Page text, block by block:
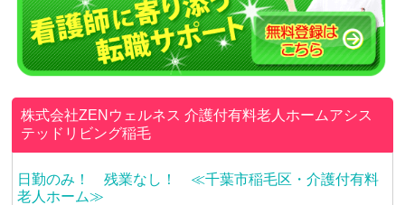
株式会社ZENウェルネス介護付有料老人ホームアシス
テッドリビング稲毛
日勤のみ！ 残業なし！ ≪千葉市稲毛区・介護付有料
老人ホーム≫